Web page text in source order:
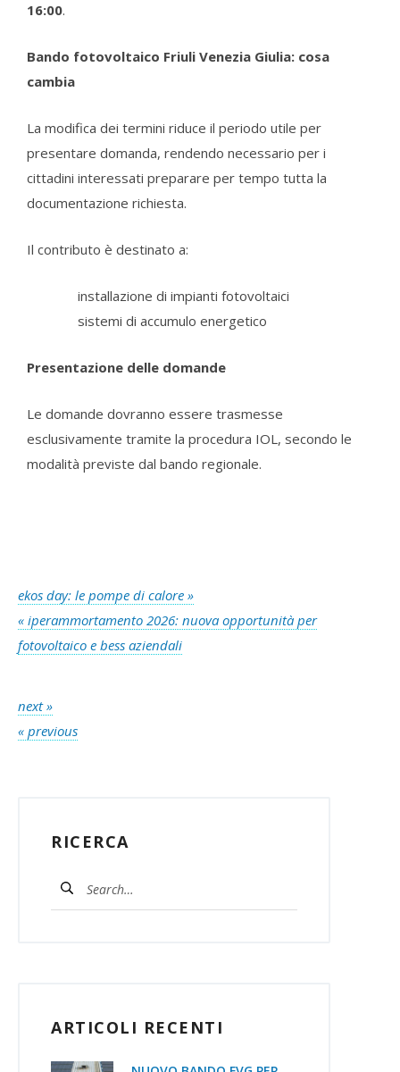
16:00.
Bando fotovoltaico Friuli Venezia Giulia: cosa
cambia
La modifica dei termini riduce il periodo utile per
presentare domanda, rendendo necessario per i
cittadini interessati preparare per tempo tutta la
documentazione richiesta.
Il contributo è destinato a:
installazione di impianti fotovoltaici
sistemi di accumulo energetico
Presentazione delle domande
Le domande dovranno essere trasmesse
esclusivamente tramite la procedura IOL, secondo le
modalità previste dal bando regionale.
ekos day: le pompe di calore »
« iperammortamento 2026: nuova opportunità per
fotovoltaico e bess aziendali
next »
« previous
RICERCA
ARTICOLI RECENTI